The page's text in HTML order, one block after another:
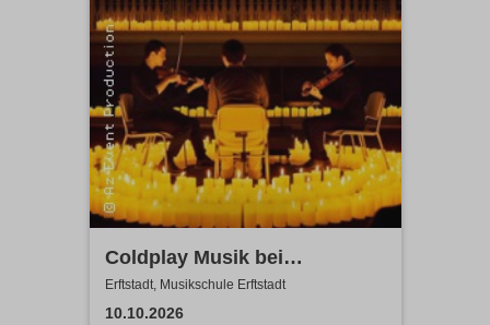
Coldplay Musik bei
Kerzenschein
Erftstadt, Musikschule Erftstadt
10.10.2026